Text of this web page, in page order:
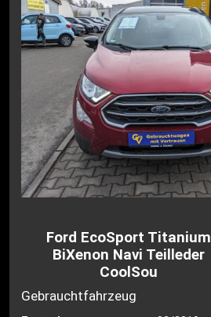
Ford EcoSport Titanium
BiXenon Navi Teilleder
CoolSou
Gebrauchtfahrzeug